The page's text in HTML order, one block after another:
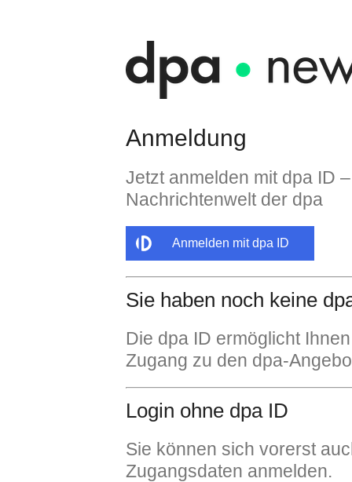
Anmeldung
Jetzt anmelden mit dpa ID
Nachrichtenwelt der dpa
Anmelden mit dpa ID
Sie haben noch keine
Die dpa ID ermöglicht
Zugang zu den dpa-
Login ohne dpa ID
Sie können sich vorerst
Zugangsdaten anmelden.